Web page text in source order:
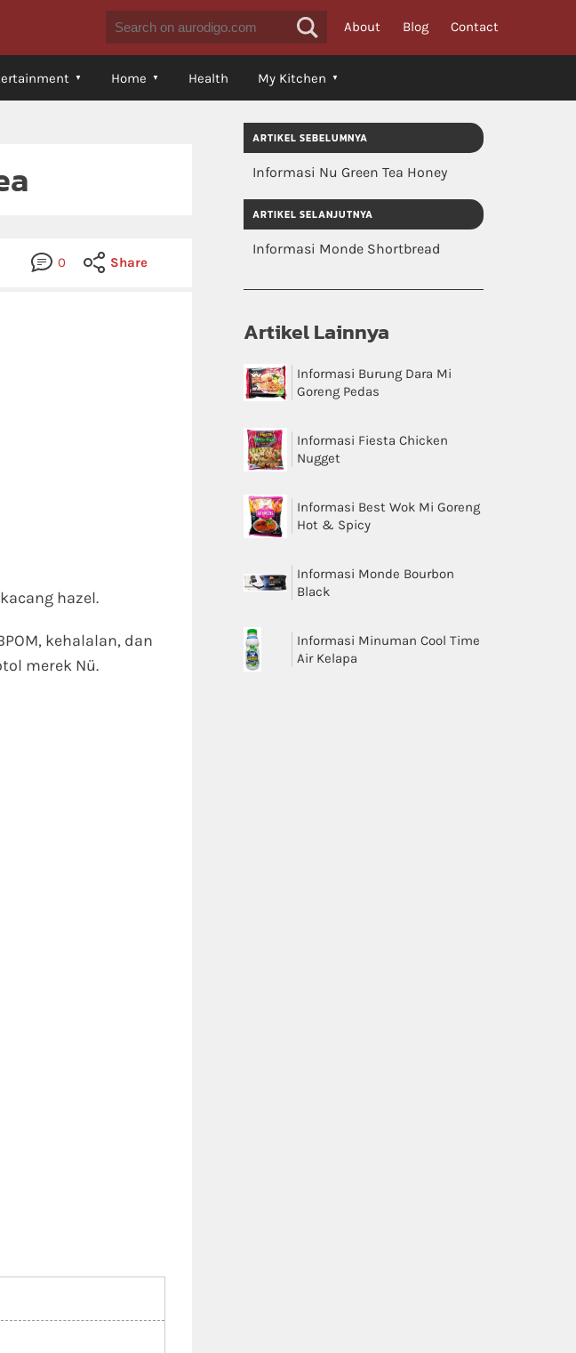
About Blog Contact
Home Health My Kitchen
0 Share
hazel.
kehalalan, dan
merek Nü.
ARTIKEL SEBELUMNYA
Informasi Nu Green Tea Honey
ARTIKEL SELANJUTNYA
Informasi Monde Shortbread
Artikel Lainnya
Informasi Burung Dara Mi
Goreng Pedas
Informasi Fiesta Chicken
Nugget
Informasi Best Wok Mi Goreng
Hot & Spicy
Informasi Monde Bourbon
Black
Informasi Minuman Cool Time
Air Kelapa